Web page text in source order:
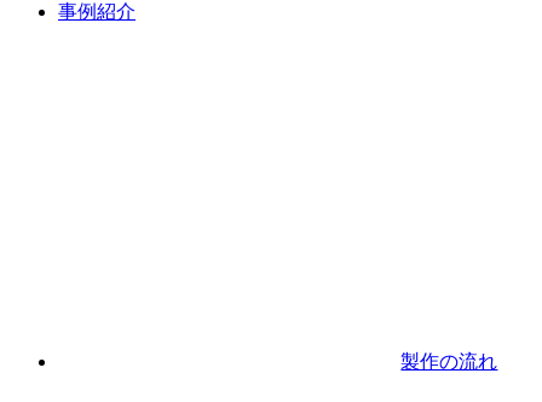
事例紹介
製作の流れ